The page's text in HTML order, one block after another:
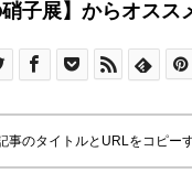
硝子展】からオスス
油差し 12面体柄」
時はねじ式だった
事のタイトルとURLをコピー